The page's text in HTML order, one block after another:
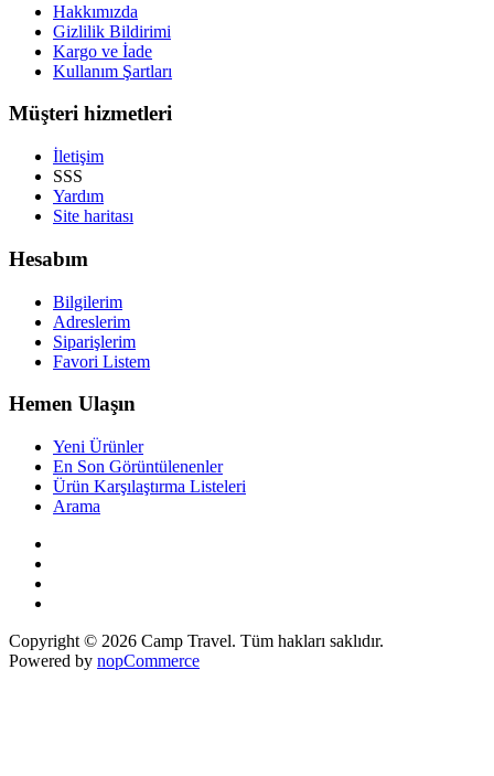
Hakkımızda
Gizlilik Bildirimi
Kargo ve İade
Kullanım Şartları
Müşteri hizmetleri
İletişim
SSS
Yardım
Site haritası
Hesabım
Bilgilerim
Adreslerim
Siparişlerim
Favori Listem
Hemen Ulaşın
Yeni Ürünler
En Son Görüntülenenler
Ürün Karşılaştırma Listeleri
Arama
Copyright © 2026 Camp Travel. Tüm hakları saklıdır.
Powered by nopCommerce